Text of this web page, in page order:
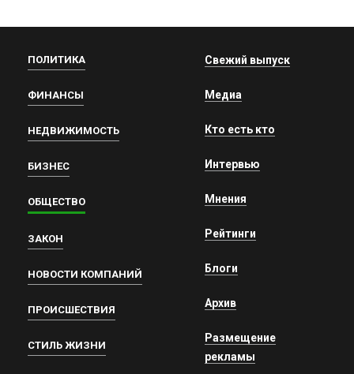
ПОЛИТИКА
ФИНАНСЫ
НЕДВИЖИМОСТЬ
БИЗНЕС
ОБЩЕСТВО
ЗАКОН
НОВОСТИ КОМПАНИЙ
ПРОИСШЕСТВИЯ
СТИЛЬ ЖИЗНИ
Свежий выпуск
Медиа
Кто есть кто
Интервью
Мнения
Рейтинги
Блоги
Архив
Размещение
рекламы